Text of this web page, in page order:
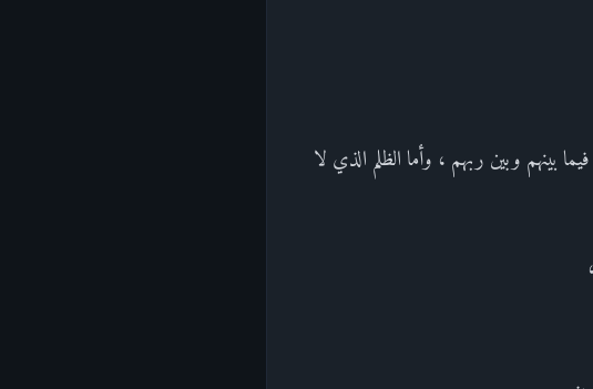
العباد لأنفسهم فيما بينهم وبين ربهم ، وأما الظلم الذي لا